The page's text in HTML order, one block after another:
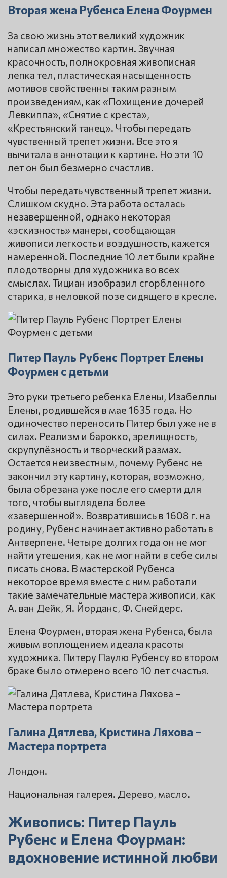
Вторая жена Рубенса Елена Фоурмен
За свою жизнь этот великий художник
написал множество картин. Звучная
красочность, полнокровная живописная
лепка тел, пластическая насыщенность
мотивов свойственны таким разным
произведениям, как «Похищение дочерей
Левкиппа», «Снятие с креста»,
«Крестьянский танец». Чтобы передать
чувственный трепет жизни. Все это я
вычитала в аннотации к картине. Но эти 10
лет он был безмерно счастлив.
Чтобы передать чувственный трепет жизни.
Слишком скудно. Эта работа осталась
незавершенной, однако некоторая
«эскизность» манеры, сообщающая
живописи легкость и воздушность, кажется
намеренной. Последние 10 лет были крайне
плодотворны для художника во всех
смыслах. Тициан изобразил сгорбленного
старика, в неловкой позе сидящего в кресле.
Питер Пауль Рубенс Портрет Елены
Фоурмен с детьми
Это руки третьего ребенка Елены, Изабеллы
Елены, родившейся в мае 1635 года. Но
одиночество переносить Питер был уже не в
силах. Реализм и барокко, зрелищность,
скрупулёзность и творческий размах.
Остается неизвестным, почему Рубенс не
закончил эту картину, которая, возможно,
была обрезана уже после его смерти для
того, чтобы выглядела более
«завершенной». Возвратившись в 1608 г. на
родину, Рубенс начинает активно работать в
Антверпене. Четыре долгих года он не мог
найти утешения, как не мог найти в себе силы
писать снова. В мастерской Рубенса
некоторое время вместе с ним работали
такие замечательные мастера живописи, как
А. ван Дейк, Я. Йорданс, Ф. Снейдерс.
Елена Фоурмен, вторая жена Рубенса, была
живым воплощением идеала красоты
художника. Питеру Паулю Рубенсу во втором
браке было отмерено всего 10 лет счастья.
Галина Дятлева, Кристина Ляхова –
Мастера портрета
Лондон.
Национальная галерея. Дерево, масло.
Живопись: Питер Пауль
Рубенс и Елена Фоурман:
вдохновение истинной любви